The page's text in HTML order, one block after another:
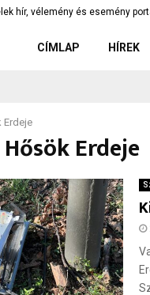
hír, vélemény és esemény
újra hivatalos erősember-
CÍMLAP HÍREK
Erdeje
Erdeje